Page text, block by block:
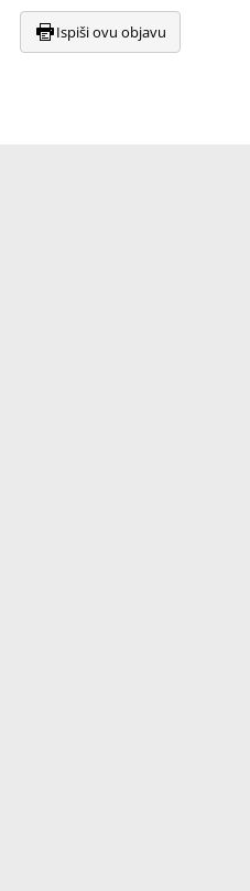
Ispiši ovu objavu